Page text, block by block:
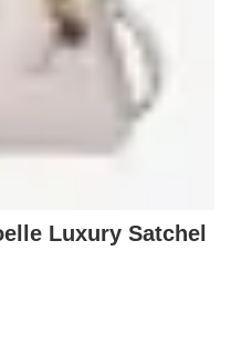
Luxury Satchel